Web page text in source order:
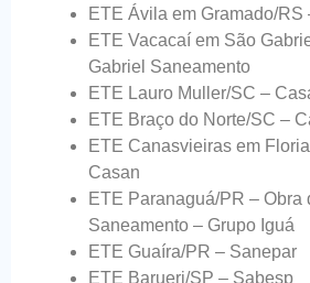
ETE Ávila em Gramado/RS
ETE Vacacaí em São
Gabriel Saneamento
ETE Lauro Muller/SC –
ETE Braço do Norte/SC –
ETE Canasvieiras em
Casan
ETE Paranaguá/PR – Obra
Saneamento – Grupo Iguá
ETE Guaíra/PR – Sanepar
ETE Barueri/SP – Sabesp